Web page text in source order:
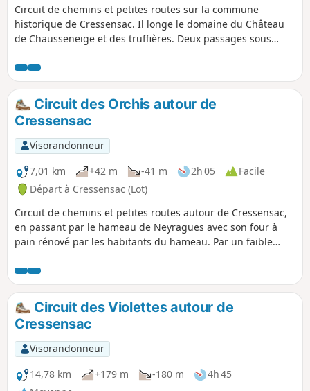
Circuit de chemins et petites routes sur la commune
historique de Cressensac. Il longe le domaine du Château
de Chausseneige et des truffières. Deux passages sous
Rivière l'Orupt, aujourd'hui, souterraine suite à un
tremblement de terre au XVe siècle.
Circuit des Orchis autour de
Cressensac
Visorandonneur
7,01 km
+42 m -41 m 2h 05
Facile
Départ à Cressensac (Lot)
Circuit de chemins et petites routes autour de Cressensac,
en passant par le hameau de Neyragues avec son four à
pain rénové par les habitants du hameau. Par un faible
village.
Circuit des Violettes autour de
Cressensac
Visorandonneur
14,78 km
+179 m -180 m
4h 45